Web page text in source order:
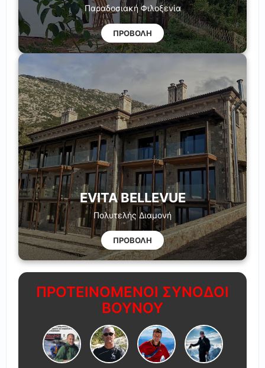
Παραδοσιακή Φιλοξενία
ΠΡΟΒΟΛΗ
EVITA BELLEVUE
Πολυτελής Διαμονή
ΠΡΟΒΟΛΗ
ΠΡΟΤΕΙΝΟΜΕΝΟΙ ΣΥΝΟΔΟΙ
ΒΟΥΝΟΥ